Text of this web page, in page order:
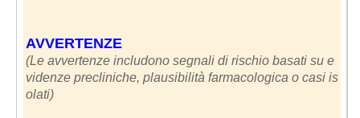
AVVERTENZE
(Le avvertenze includono segnali di rischio basati su e
videnze precliniche, plausibilità farmacologica o casi is
olati)